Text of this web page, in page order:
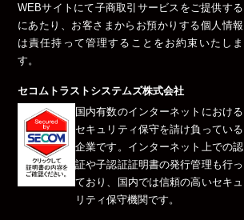
WEBサイトにて子商取引サービスをご提供する
にあたり、お客さまからお預かりする個人情報
は責任持って管理することをお約束いたしま
す。
セコムトラストシステムズ株式会社
国内有数のインターネットにおける
セキュリティ保守を請け負っている
企業です。インターネット上での認
証や子認証証明書の発行管理も行っ
ており、国内では信頼の高いセキュ
リティ保守機関です。